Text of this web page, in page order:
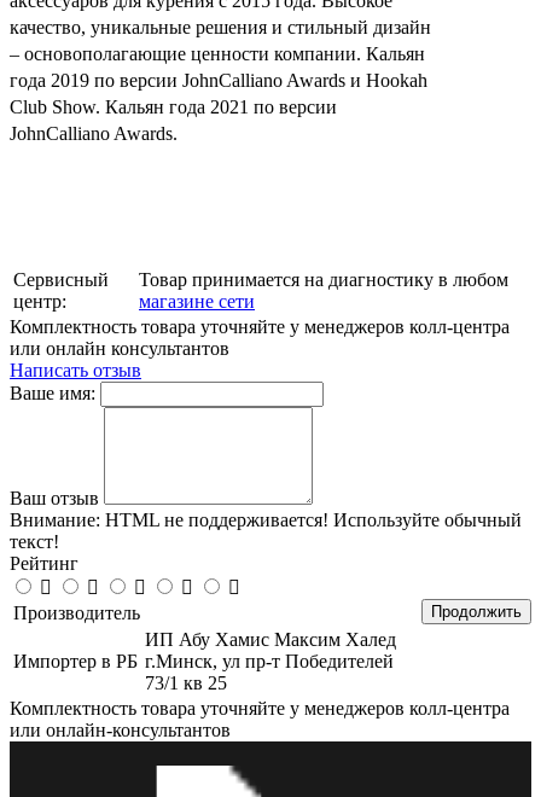
качество, уникальные решения и стильный дизайн
– основополагающие ценности компании. Кальян
года 2019 по версии JohnCalliano Awards и Hookah
Club Show. Кальян года 2021 по версии
JohnCalliano Awards.
Сервисный
центр:
Товар принимается на диагностику в любом
магазине сети
Комплектность товара уточняйте у менеджеров колл-центра
или онлайн консультантов
Написать отзыв
Ваше имя:
Ваш отзыв
Внимание: HTML не поддерживается! Используйте обычный
текст!
Рейтинг
Продолжить
Производитель
Импортер в РБ
ИП Абу Хамис Максим Халед
г.Минск, ул пр-т Победителей
73/1 кв 25
Комплектность товара уточняйте у менеджеров колл-центра
или онлайн-консультантов